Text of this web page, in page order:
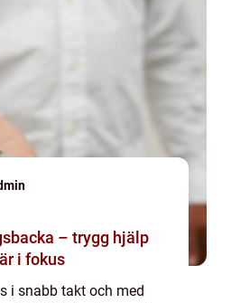
– trygg hjälp
i fokus
i snabb takt och med